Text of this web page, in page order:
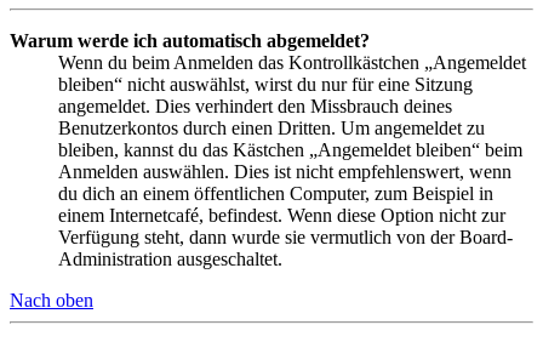
Warum werde ich automatisch abgemeldet?
Wenn du beim Anmelden das Kontrollkästchen „Angemeldet
bleiben“ nicht auswählst, wirst du nur für eine Sitzung
angemeldet. Dies verhindert den Missbrauch deines
Benutzerkontos durch einen Dritten. Um angemeldet zu
bleiben, kannst du das Kästchen „Angemeldet bleiben“ beim
Anmelden auswählen. Dies ist nicht empfehlenswert, wenn
du dich an einem öffentlichen Computer, zum Beispiel in
einem Internetcafé, befindest. Wenn diese Option nicht zur
Verfügung steht, dann wurde sie vermutlich von der Board-
Administration ausgeschaltet.
Nach oben